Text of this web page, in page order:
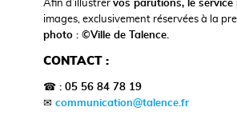
Afin d’illustrervos parutions, le
images, exclusivement réservées à la
photo : ©Ville de Talence.
CONTACT :
☎ : 05 56 84 78 19
✉communication@talence.fr